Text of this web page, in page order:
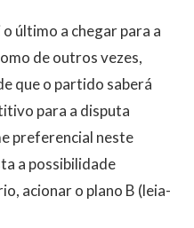
último a chegar para a
de outros vezes,
que o partido saberá
para a disputa
preferencial neste
a possibilidade
acionar o plano B (leia-